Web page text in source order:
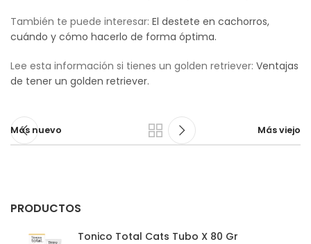
También te puede interesar: El destete en cachorros,
cuándo y cómo hacerlo de forma óptima.
Lee esta información si tienes un golden retriever: Ventajas
de tener un golden retriever.
Más nuevo Más viejo
PRODUCTOS
Tonico Total Cats Tubo X 80 Gr